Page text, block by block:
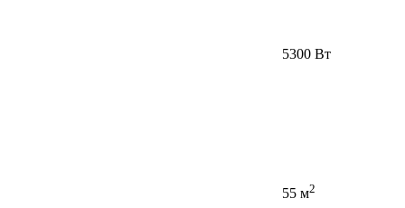
5300 Вт
55 м2